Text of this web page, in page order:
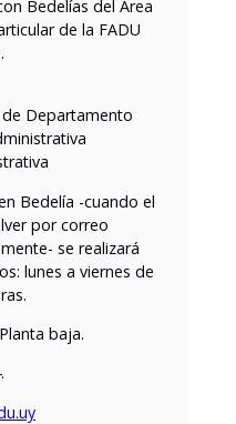
Bedelías del Área
de la FADU
Departamento
Bedelía -cuando el
por correo
se realizará
lunes a viernes de
baja.